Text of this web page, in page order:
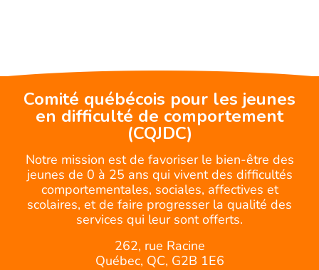
Comité québécois pour les jeunes
en difficulté de comportement
(CQJDC)
Notre mission est de favoriser le bien-être des
jeunes de 0 à 25 ans qui vivent des difficultés
comportementales, sociales, affectives et
scolaires, et de faire progresser la qualité des
services qui leur sont offerts.
262, rue Racine
Québec, QC, G2B 1E6